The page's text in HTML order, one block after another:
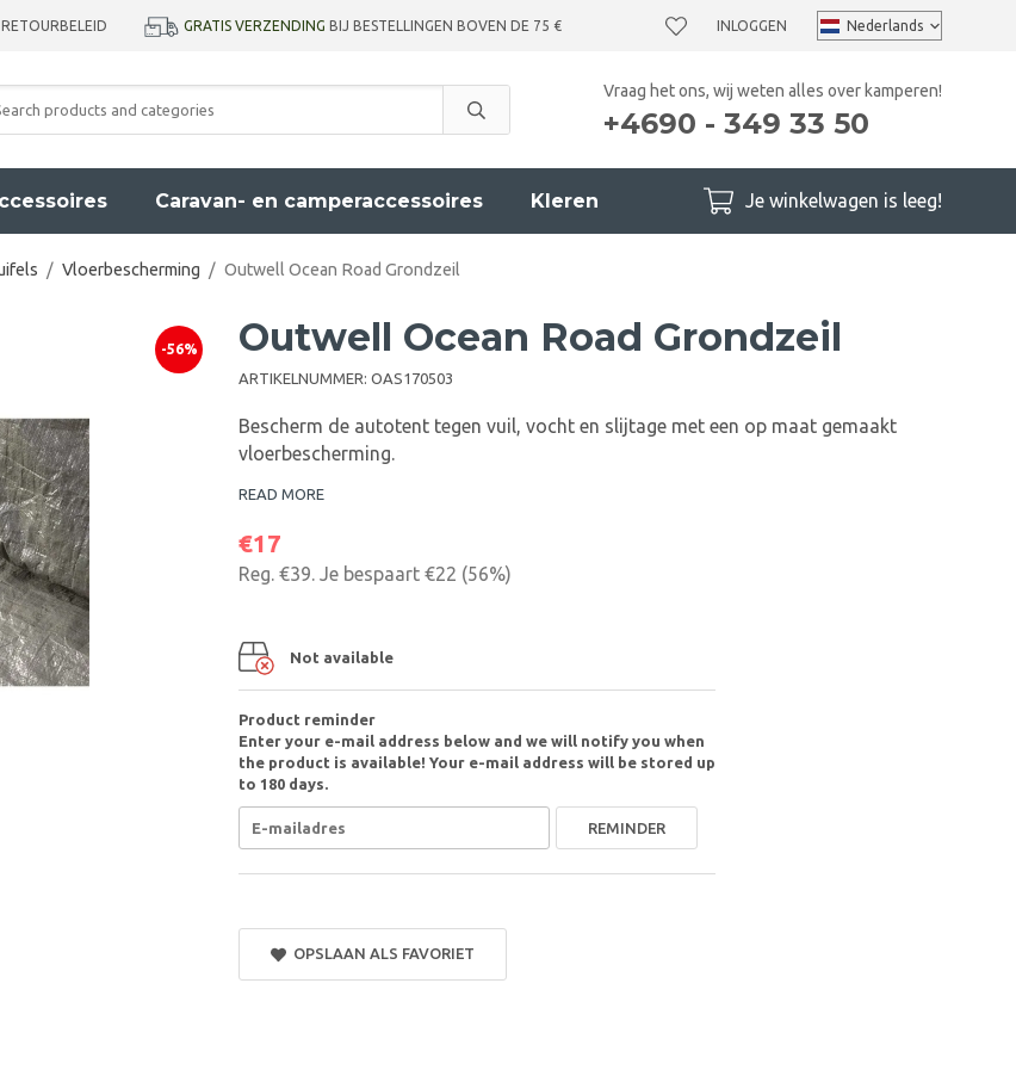
GRATIS VERZENDING BIJ BESTELLINGEN BOVEN DE 75 € INLOGGEN
Vraag het ons, wij weten alles over kamperen!
+4690 - 349 33 50
Caravan- en camperaccessoires Kleren Je winkelwagen is leeg!
/ Vloerbescherming / Outwell Ocean Road Grondzeil
-56% Outwell Ocean Road Grondzeil
ARTIKELNUMMER: OAS170503
Bescherm de autotent tegen vuil, vocht en slijtage met een op maat gemaakt
vloerbescherming.
READ MORE
€17
Reg. €39. Je bespaart €22 (56%)
Not available
Product reminder
Enter your e-mail address below and we will notify you when
the product is available! Your e-mail address will be stored up
to 180 days.
REMINDER
OPSLAAN ALS FAVORIET